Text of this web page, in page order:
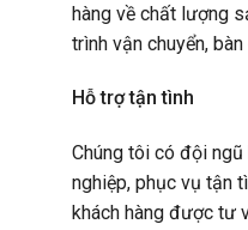
hàng về chất lượng
trình vận chuyển, bàn
Hỗ trợ tận tình
Chúng tôi có đội ngũ
nghiệp, phục vụ tận
khách hàng được tư